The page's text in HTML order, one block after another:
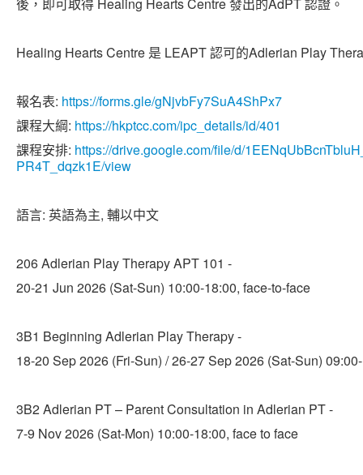
Healing Hearts Centre 是 LEAPT 認可的Adlerian Play
報名表: https://forms.gle/gNjvbFy7SuA4ShPx7
課程大綱: https://hkptcc.com/ipc_details/id/401
課程安排: https://drive.google.com/file/d/
PR4T_dqzk1E/view
語言: 英語為主, 輔以中文
206 Adlerian Play Therapy APT 101 -
20-21 Jun 2026 (Sat-Sun) 10:00-18:00, face-to-face
3B1 Beginning Adlerian Play Therapy -
18-20 Sep 2026 (Fri-Sun) / 26-27 Sep 2026 (Sat-Sun)
3B2 Adlerian PT – Parent Consultation in Adlerian PT -
7-9 Nov 2026 (Sat-Mon) 10:00-18:00, face to face